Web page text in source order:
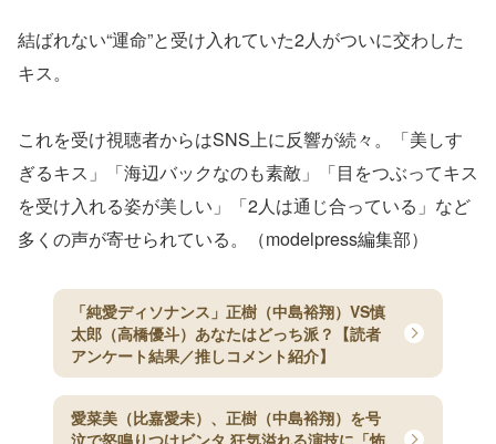
結ばれない“運命”と受け入れていた2人がついに交わした
キス。
これを受け視聴者からはSNS上に反響が続々。「美しす
ぎるキス」「海辺バックなのも素敵」「目をつぶってキス
を受け入れる姿が美しい」「2人は通じ合っている」など
多くの声が寄せられている。（modelpress編集部）
「純愛ディソナンス」正樹（中島裕翔）VS慎
太郎（高橋優斗）あなたはどっち派？【読者
アンケート結果／推しコメント紹介】
愛菜美（比嘉愛未）、正樹（中島裕翔）を号